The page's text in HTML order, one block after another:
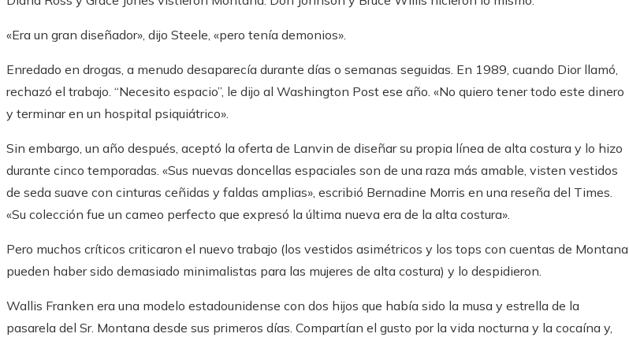
«Era un gran diseñador», dijo Steele, «pero tenía demonios».
Enredado en drogas, a menudo desaparecía durante días o semanas seguidas. En 1989, cuando Dior llamó,
rechazó el trabajo. “Necesito espacio”, le dijo al Washington Post ese año. «No quiero tener todo este dinero
y terminar en un hospital psiquiátrico».
Sin embargo, un año después, aceptó la oferta de Lanvin de diseñar su propia línea de alta costura y lo hizo
durante cinco temporadas. «Sus nuevas doncellas espaciales son de una raza más amable, visten vestidos
de seda suave con cinturas ceñidas y faldas amplias», escribió Bernadine Morris en una reseña del Times.
«Su colección fue un cameo perfecto que expresó la última nueva era de la alta costura».
Pero muchos críticos criticaron el nuevo trabajo (los vestidos asimétricos y los tops con cuentas de Montana
pueden haber sido demasiado minimalistas para las mujeres de alta costura) y lo despidieron.
Wallis Franken era una modelo estadounidense con dos hijos que había sido la musa y estrella de la
pasarela del Sr. Montana desde sus primeros días. Compartían el gusto por la vida nocturna y la cocaína y,